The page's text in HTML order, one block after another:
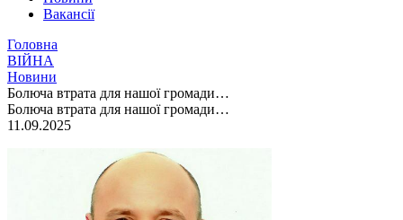
Вакансії
Головна
ВІЙНА
Новини
Болюча втрата для нашої громади…
Болюча втрата для нашої громади…
11.09.2025